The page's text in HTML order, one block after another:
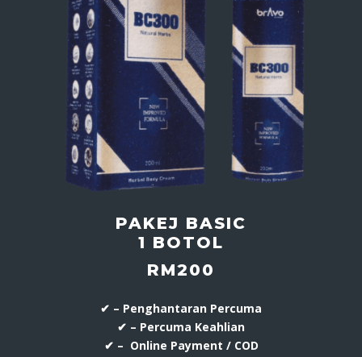
PAKEJ BASIC
1 BOTOL
RM200
✔ – Penghantaran Percuma
✔ – Percuma Keahlian
✔ – Online Payment / COD